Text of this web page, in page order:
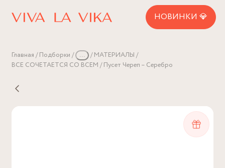
НОВИНКИ 💎
Главная Подборки ...
МАТЕРИАЛЫ
ВСЕ СОЧЕТАЕТСЯ СО ВСЕМ
Пусет Череп – Серебро